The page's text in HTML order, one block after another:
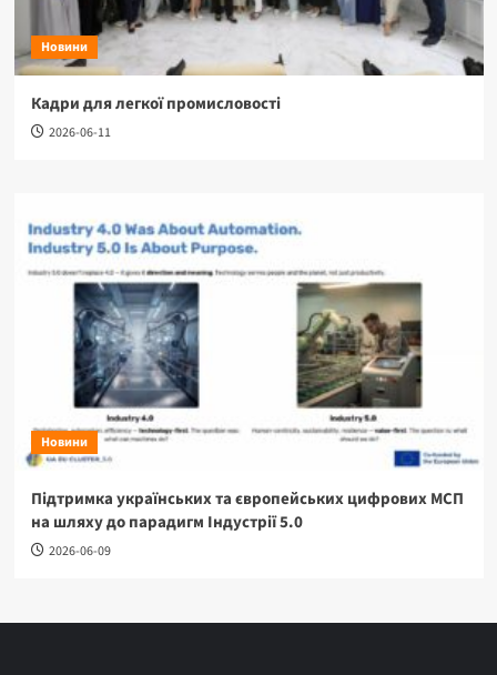
Новини
Кадри для легкої промисловості
2026-06-11
Новини
Підтримка українських та європейських цифрових МСП
на шляху до парадигм Індустрії 5.0
2026-06-09